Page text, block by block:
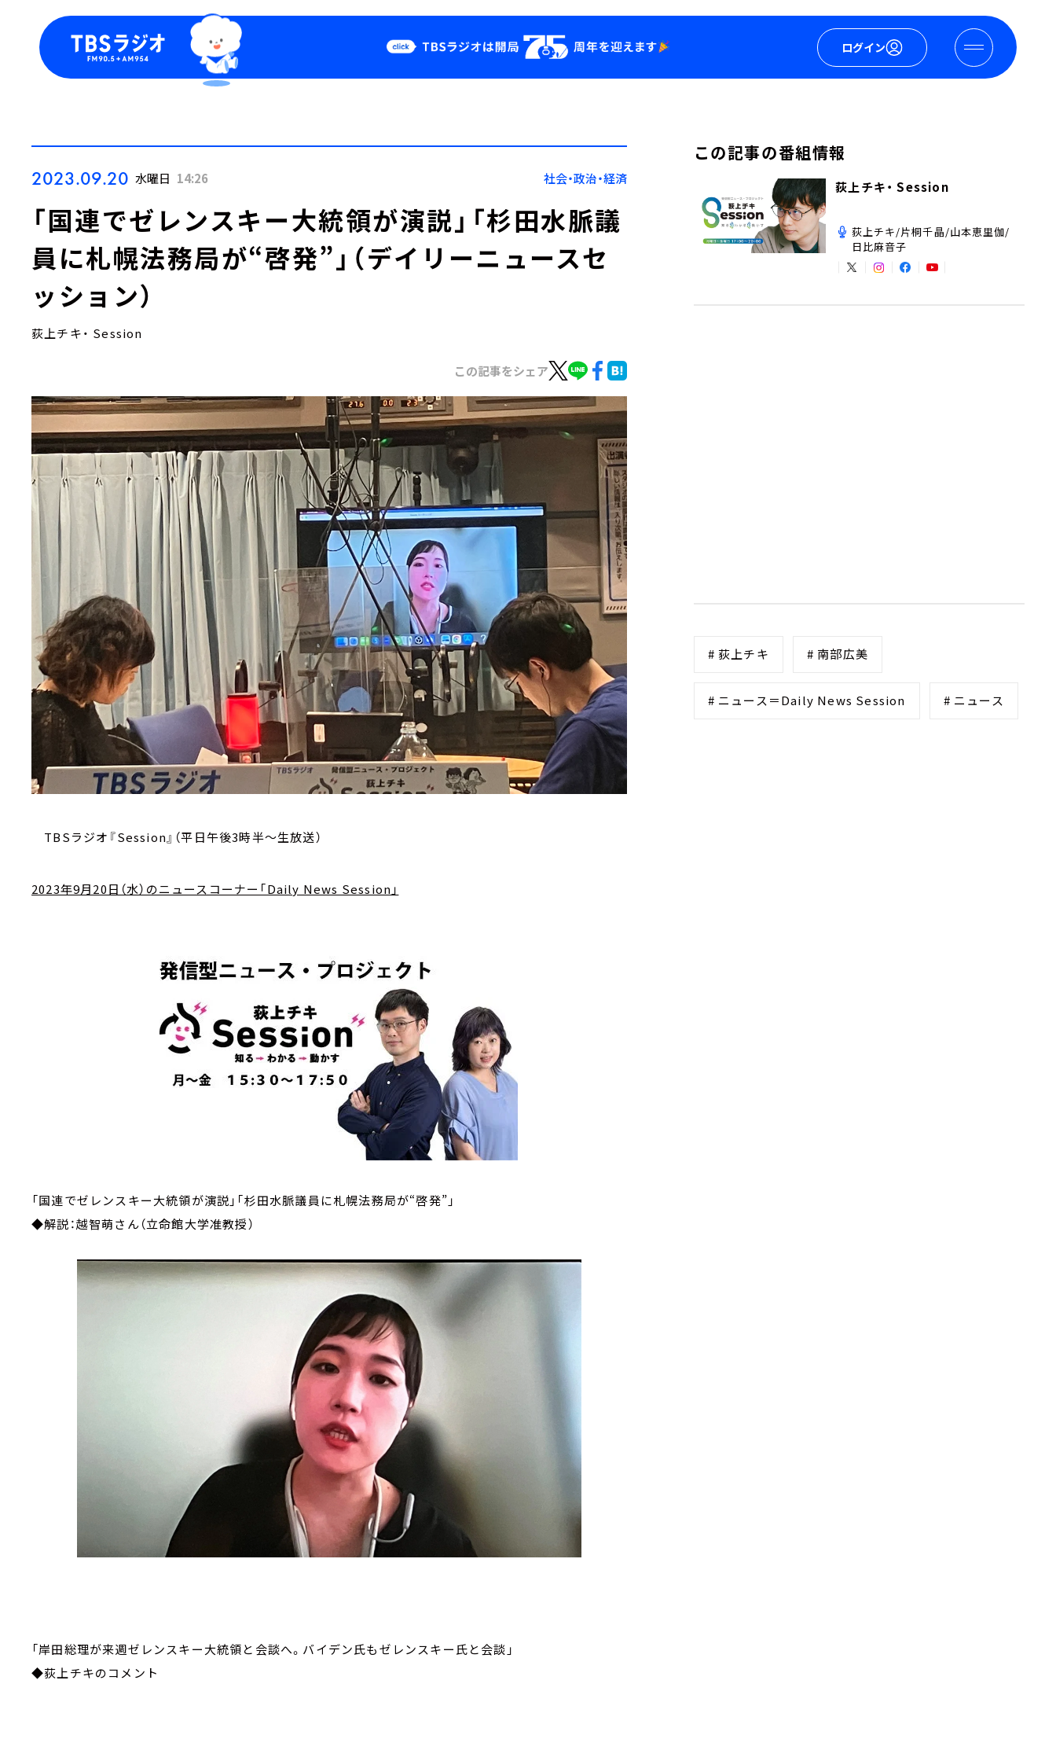
ログイン
Podcast
YouTube
会社情報
2023.09.20 水曜日 14:26 社会・政治・経済
「国連でゼレンスキー大統領が演説」「杉田水脈議
員に札幌法務局が“啓発”」（デイリーニュースセ
ッション）
荻上チキ・ Session
この記事をシェア
TBSラジオ『Session』（平日午後3時半～生放送）
2023年9月20日（水）のニュースコーナー「Daily News Session」
「国連でゼレンスキー大統領が演説」「杉田水脈議員に札幌法務局が“啓発”」
◆解説：越智萌さん（立命館大学准教授）
「岸田総理が来週ゼレンスキー大統領と会談へ。バイデン氏もゼレンスキー氏と会談」
◆荻上チキのコメント
この記事の番組情報
荻上チキ・ Session
荻上チキ/片桐千晶/山本恵里伽/
日比麻音子
# 荻上チキ # 南部広美
# ニュース＝Daily News Session # ニュース